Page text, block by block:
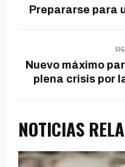
Prepararse para
Nuevo máximo
plena crisis por
NOTICIAS